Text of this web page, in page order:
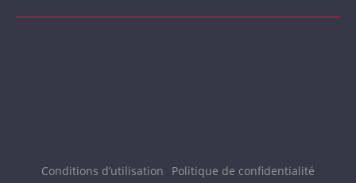
Conditions d’utilisation
Politique de confidentialité